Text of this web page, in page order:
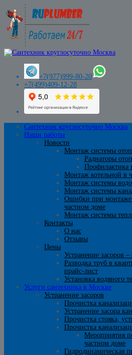
+7(977)999-80-20
+7(499)409-12-28
Сантехник круглосуточно Москва
Наши работы
Новости
Монтаж системы
Радиаторы
Профилактика
Монтаж котельной в
Монтаж системы
Монтаж системы
Ошибки при монтаже
частном доме
Монтаж системы
Контакты
О нас
Отзывы
Цены
Устранение засоров –
Разводка труб в
прайс-лист
Установка водяного
Услуги сантехника в Москве
Устранение засоров
Прочистка
Устранение засора
Прочистка стояка,
Прочистка
Мероприятия
частном доме
Гидродинамическая